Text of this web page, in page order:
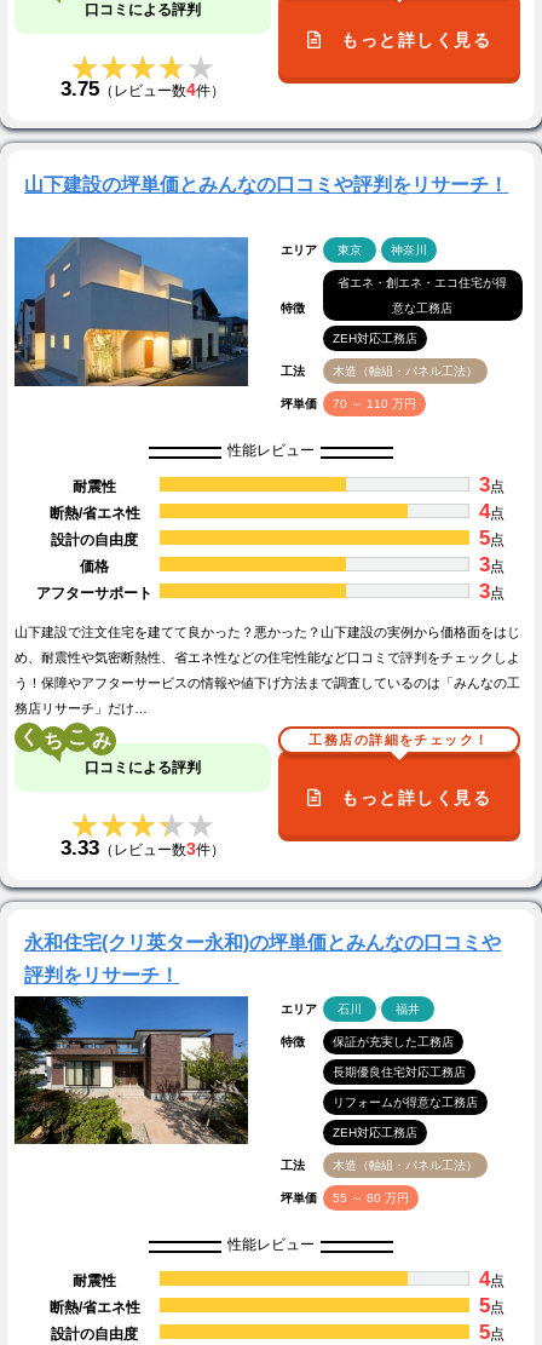
口コミによる評判
★★★★★
★★★★★
3.75 （レビュー数4件）
もっと詳しく見る
山下建設の坪単価とみんなの口コミや評判をリサーチ！
エリア 東京 神奈川
特徴
省エネ・創エネ・エコ住宅が得
意な工務店
ZEH対応工務店
工法 木造（軸組・パネル工法）
坪単価 70 ～ 110 万円
性能レビュー
耐震性 3点
断熱/省エネ性
4点
設計の自由度
5点
価格
3点
アフターサポート
3点
山下建設で注文住宅を建てて良かった？悪かった？山下建設の実例から価格面をはじ
め、耐震性や気密断熱性、省エネ性などの住宅性能など口コミで評判をチェックしよ
う！保障やアフターサービスの情報や値下げ方法まで調査しているのは「みんなの工
務店リサーチ」だけ…
く こ
口コミによる評判
★★★★★
★★★★★
3.33 （レビュー数3件）
工務店の詳細をチェック！
もっと詳しく見る
永和住宅(クリ英ター永和)の坪単価とみんなの口コミや
評判をリサーチ！
エリア 石川 福井
特徴 保証が充実した工務店
長期優良住宅対応工務店
リフォームが得意な工務店
ZEH対応工務店
工法 木造（軸組・パネル工法）
坪単価 55 ～ 80 万円
性能レビュー
耐震性 4点
断熱/省エネ性
5点
設計の自由度
5点